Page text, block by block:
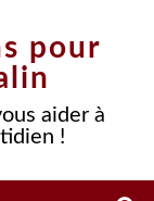
pour
aider à
!